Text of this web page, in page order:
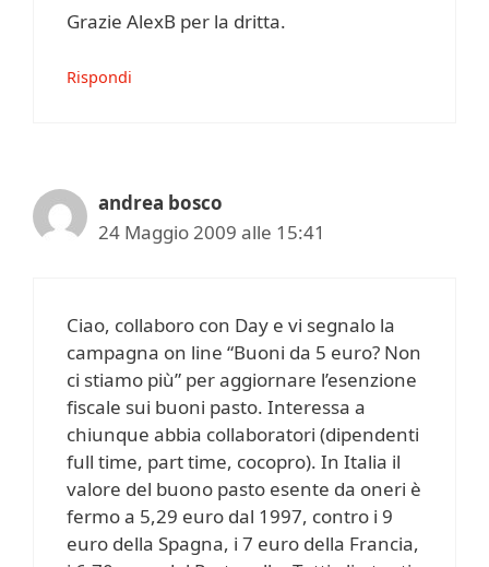
Grazie AlexB per la dritta.
Rispondi
andrea bosco
24 Maggio 2009 alle 15:41
Ciao, collaboro con Day e vi segnalo la
campagna on line “Buoni da 5 euro? Non
ci stiamo più” per aggiornare l’esenzione
fiscale sui buoni pasto. Interessa a
chiunque abbia collaboratori (dipendenti
full time, part time, cocopro). In Italia il
valore del buono pasto esente da oneri è
fermo a 5,29 euro dal 1997, contro i 9
euro della Spagna, i 7 euro della Francia,